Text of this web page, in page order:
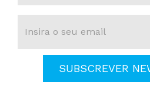
SUBSCREVER